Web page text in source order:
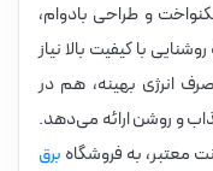
با نور یکنواخت و طراحی بادوام،
با کیفیت بالا نیاز
انرژی بهینه، هم در
و روشن ارائه می‌دهد.
معتبر، به فروشگاه برق